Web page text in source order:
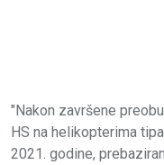
"Nakon završene
HS na helikopterima
2021. godine,